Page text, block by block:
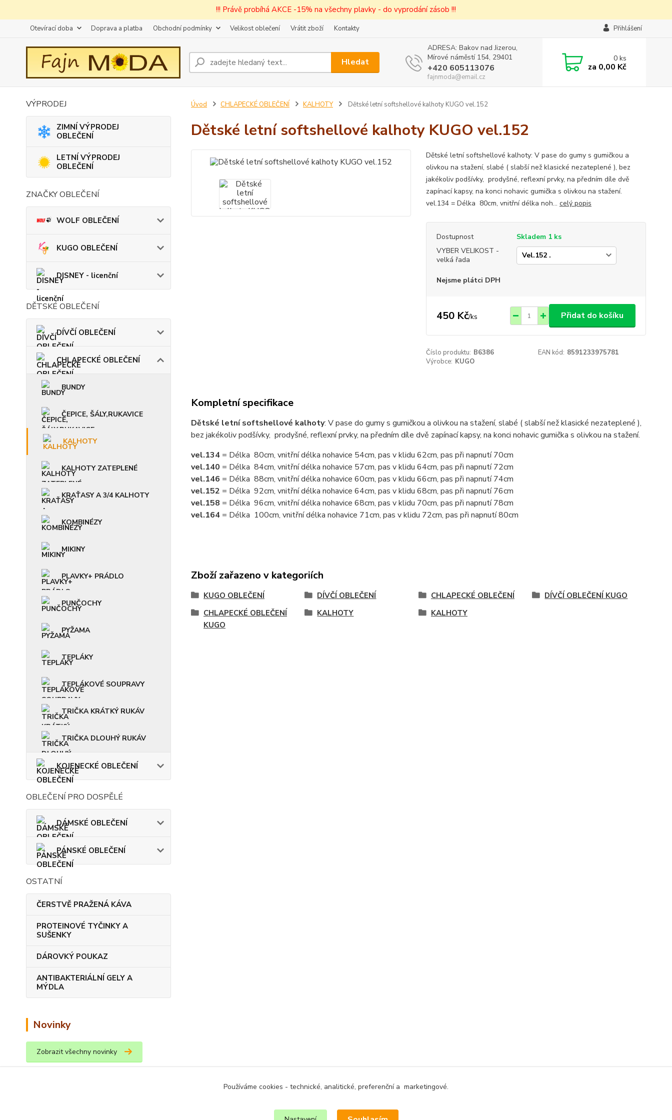
!!! Právě probíhá AKCE -15% na všechny plavky - do vyprodání zásob !!!
Otevírací doba Doprava a platba Obchodní podmínky Velikost oblečení Vrátit zboží Kontakty Přihlášení
Hledat
ADRESA: Bakov nad Jizerou,
Mírové náměstí 154, 29401
+420 605113076
fajnmoda@email.cz
0ks
za 0,00 Kč
VÝPRODEJ
ZIMNÍ VÝPRODEJ
OBLEČENÍ
LETNÍ VÝPRODEJ
OBLEČENÍ
ZNAČKY OBLEČENÍ
WOLF OBLEČENÍ
KUGO OBLEČENÍ
DISNEY - licenční
DĚTSKÉ OBLEČENÍ
DÍVČÍ OBLEČENÍ
CHLAPECKÉ OBLEČENÍ
BUNDY
ČEPICE, ŠÁLY,RUKAVICE
KALHOTY
KALHOTY ZATEPLENÉ
KRAŤASY A 3/4 KALHOTY
KOMBINÉZY
MIKINY
PLAVKY+ PRÁDLO
PUNČOCHY
PYŽAMA
TEPLÁKY
TEPLÁKOVÉ SOUPRAVY
TRIČKA KRÁTKÝ RUKÁV
TRIČKA DLOUHÝ RUKÁV
KOJENECKÉ OBLEČENÍ
OBLEČENÍ PRO DOSPĚLÉ
DÁMSKÉ OBLEČENÍ
PÁNSKÉ OBLEČENÍ
OSTATNÍ
ČERSTVĚ PRAŽENÁ KÁVA
PROTEINOVÉ TYČINKY A
SUŠENKY
DÁROVKÝ POUKAZ
ANTIBAKTERIÁLNÍ GELY A
MÝDLA
Novinky
Zobrazit všechny novinky
Úvod CHLAPECKÉ OBLEČENÍ KALHOTY Dětské letní softshellové kalhoty KUGO vel.152
Dětské letní softshellové kalhoty KUGO vel.152
Dětské letní softshellové kalhoty: V pase do gumy s gumičkou a
olivkou na stažení, slabé ( slabší než klasické nezateplené ), bez
jakékoliv podšívky, prodyšné, reflexní prvky, na předním díle dvě
zapínací kapsy, na konci nohavic gumička s olivkou na stažení.
vel.134 = Délka 80cm, vnitřní délka noh... celý popis
Dostupnost
Skladem 1 ks
VYBER VELIKOST -
velká řada
Nejsme plátci DPH
450 Kč/ks Přidat do košíku
Číslo produktu: B6386 EAN kód: 8591233975781
Výrobce: KUGO
Kompletní specifikace
Dětské letní softshellové kalhoty: V pase do gumy s gumičkou a olivkou na stažení, slabé ( slabší než klasické nezateplené ),
bez jakékoliv podšívky, prodyšné, reflexní prvky, na předním díle dvě zapínací kapsy, na konci nohavic gumička s olivkou na stažení.
vel.134= Délka 80cm, vnitřní délka nohavice 54cm, pas v klidu 62cm, pas při napnutí 70cm
vel.140 = Délka 84cm, vnitřní délka nohavice 57cm, pas v klidu 64cm, pas při napnutí 72cm
vel.146 = Délka 88cm, vnitřní délka nohavice 60cm, pas v klidu 66cm, pas při napnutí 74cm
vel.152 = Délka 92cm, vnitřní délka nohavice 64cm, pas v klidu 68cm, pas při napnutí 76cm
vel.158 = Délka 96cm, vnitřní délka nohavice 68cm, pas v klidu 70cm, pas při napnutí 78cm
vel.164= Délka 100cm, vnitřní délka nohavice 71cm, pas v klidu 72cm, pas při napnutí 80cm
Zboží zařazeno v kategoriích
KUGO OBLEČENÍ DÍVČÍ OBLEČENÍ CHLAPECKÉ OBLEČENÍ
DÍVČÍ OBLEČENÍ KUGO
CHLAPECKÉ OBLEČENÍ
KUGO
KALHOTY KALHOTY
Používáme cookies - technické, analitické, preferenční a marketingové.